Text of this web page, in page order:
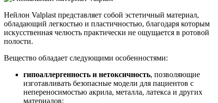
Нейлон Valplast представляет собой эстетичный материал,
обладающий легкостью и пластичностью, благодаря которым
искусственная челюсть практически не ощущается в ротовой
полости.
Вещество обладает следующими особенностями:
гипоаллергенность и нетоксичность, позволяющие
изготавливать безопасные модели для пациентов с
непереносимостью акрила, металла, латекса и других
материалов;